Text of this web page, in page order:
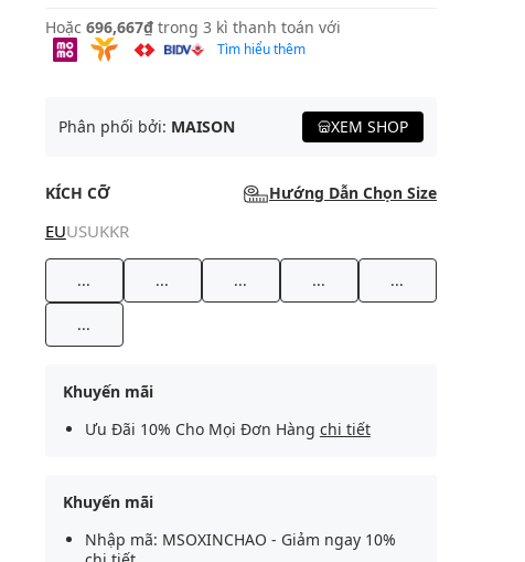
Hoặc 696,667₫ trong 3 kì thanh toán với
Tìm hiểu thêm
Phân phối bởi: MAISON XEM SHOP
KÍCH CỠ Hướng Dẫn Chọn Size
EUUSUKKR
... ... ... ... ...
...
Khuyến mãi
Ưu Đãi 10% Cho Mọi Đơn Hàng chi tiết
Khuyến mãi
Nhập mã: MSOXINCHAO - Giảm ngay 10%